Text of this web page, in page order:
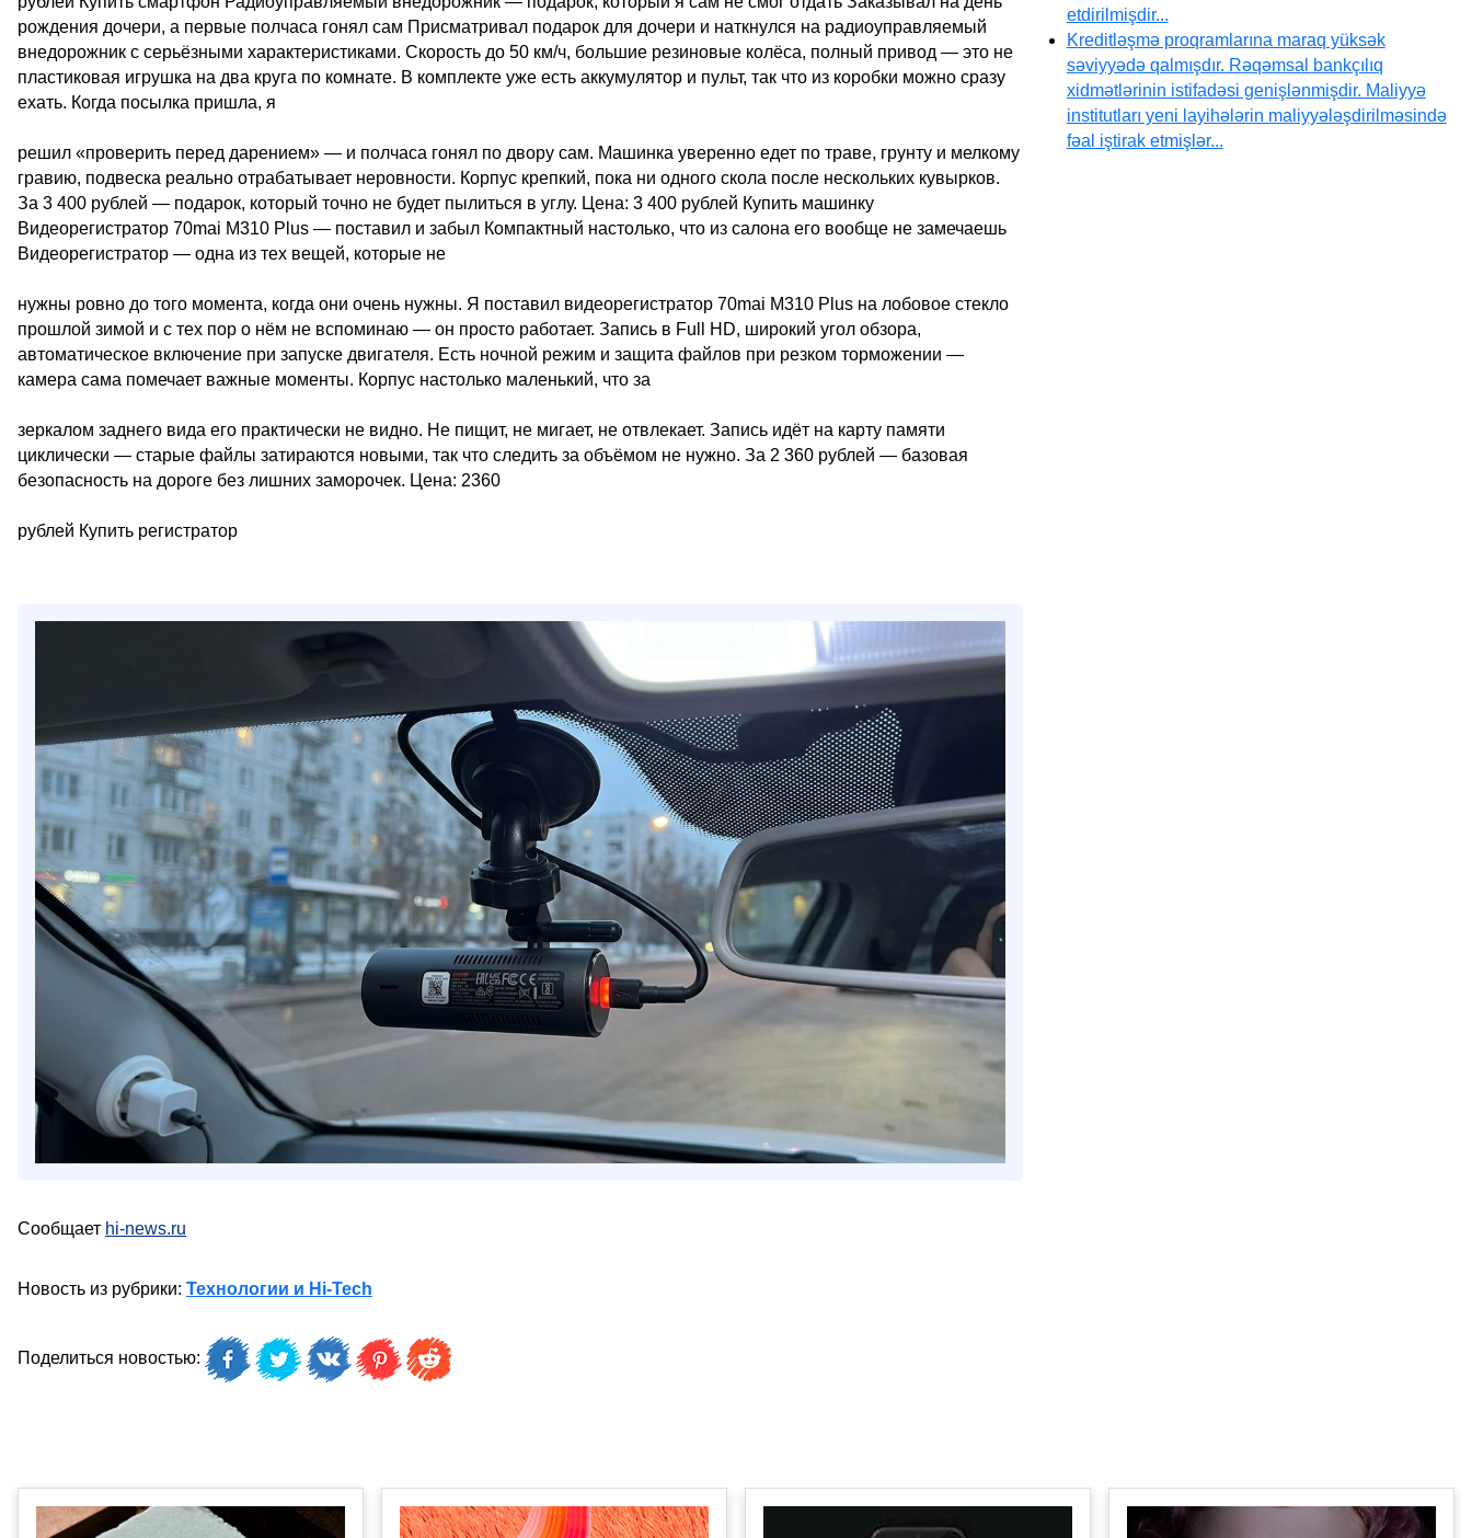
рождения дочери, а первые полчаса гонял сам Присматривал подарок для дочери и наткнулся на радиоуправляемый
внедорожник с серьёзными характеристиками. Скорость до 50 км/ч, большие резиновые колёса, полный привод — это не
пластиковая игрушка на два круга по комнате. В комплекте уже есть аккумулятор и пульт, так что из коробки можно сразу
ехать. Когда посылка пришла, я
решил «проверить перед дарением» — и полчаса гонял по двору сам. Машинка уверенно едет по траве, грунту и мелкому
гравию, подвеска реально отрабатывает неровности. Корпус крепкий, пока ни одного скола после нескольких кувырков.
За 3 400 рублей — подарок, который точно не будет пылиться в углу. Цена: 3 400 рублей Купить машинку
Видеорегистратор 70mai M310 Plus — поставил и забыл Компактный настолько, что из салона его вообще не замечаешь
Видеорегистратор — одна из тех вещей, которые не
нужны ровно до того момента, когда они очень нужны. Я поставил видеорегистратор 70mai M310 Plus на лобовое стекло
прошлой зимой и с тех пор о нём не вспоминаю — он просто работает. Запись в Full HD, широкий угол обзора,
автоматическое включение при запуске двигателя. Есть ночной режим и защита файлов при резком торможении —
камера сама помечает важные моменты. Корпус настолько маленький, что за
зеркалом заднего вида его практически не видно. Не пищит, не мигает, не отвлекает. Запись идёт на карту памяти
циклически — старые файлы затираются новыми, так что следить за объёмом не нужно. За 2 360 рублей — базовая
безопасность на дороге без лишних заморочек. Цена: 2360
рублей Купить регистратор
Сообщает hi-news.ru
Новость из рубрики: Технологии и Hi-Tech
Поделиться новостью:
etdirilmişdir...
Kreditləşmə proqramlarına maraq yüksək
səviyyədə qalmışdır. Rəqəmsal bankçılıq
xidmətlərinin istifadəsi genişlənmişdir. Maliyyə
institutları yeni layihələrin maliyyələşdirilməsində
fəal iştirak etmişlər...